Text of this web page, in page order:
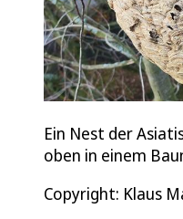
Ein Nest der
oben in einem
Copyright: Klaus